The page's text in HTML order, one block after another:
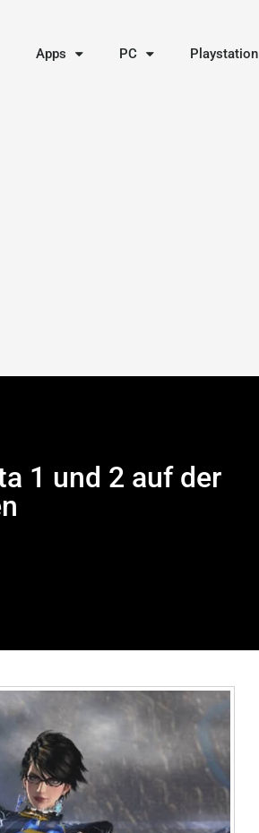
Apps PC Playstation
1 und 2 auf der